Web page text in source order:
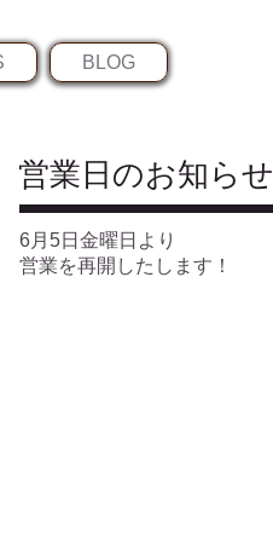
BLOG
​営業日のお知らせ
6月5日金曜日より
営業を再開したします！